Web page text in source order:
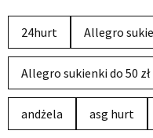
24hurt Allegro
Allegro sukienki do 50 zł
andżela asg hurt